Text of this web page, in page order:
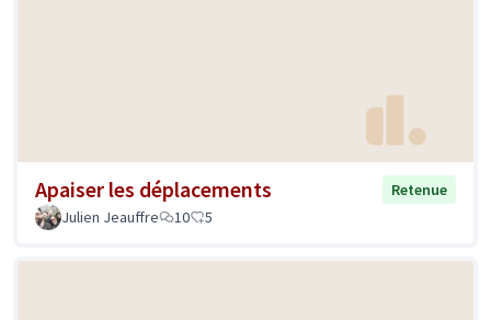
Apaiser les déplacements
Retenue
Julien Jeauffre
10 5